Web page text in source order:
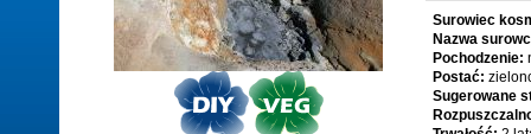
Surowiec
Nazwa
Pochodzenie:
Postać:
Sugerowane